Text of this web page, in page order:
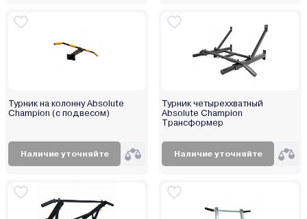
Турник на колонну Absolute
Champion (с подвесом)
Наличие уточняйте
Турник четыреххватный
Absolute Champion
Трансформер
Наличие уточняйте